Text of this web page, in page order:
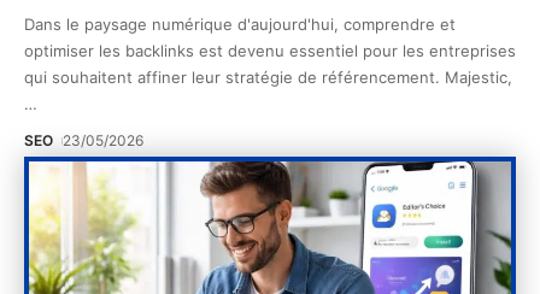
Dans le paysage numérique d'aujourd'hui, comprendre et
optimiser les backlinks est devenu essentiel pour les entreprises
qui souhaitent affiner leur stratégie de référencement. Majestic,
…
SEO 23/05/2026